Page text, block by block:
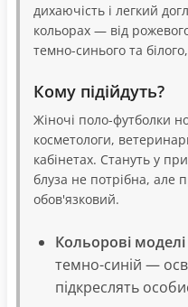
дихаючість і легкий
кольорах — від
темно-синього та
Кому підійдуть?
Жіночі поло-футболки
косметологи,
кабінетах. Стануть у
блуза не потрібна, але
обов'язковий.
Кольорові моделі
темно-синій —
підкреслять